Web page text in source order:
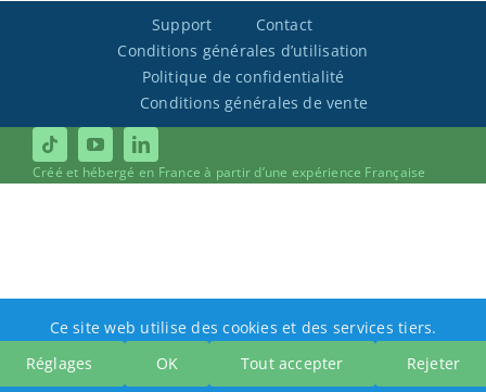
Support
Contact
Conditions générales d’utilisation
Politique de confidentialité
Conditions générales de vente
Créé et hébergé en France à partir d’une expérience Française
Ce site web utilise des cookies et des services tiers.
Réglages
OK Tout accepter Rejeter